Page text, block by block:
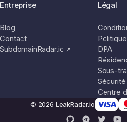
Entreprise
Blog
Contact
SubdomainRadar.io ↗
Légal
DPA
Sous-
Sécurité
Centre
© 2026 LeakRadar.io